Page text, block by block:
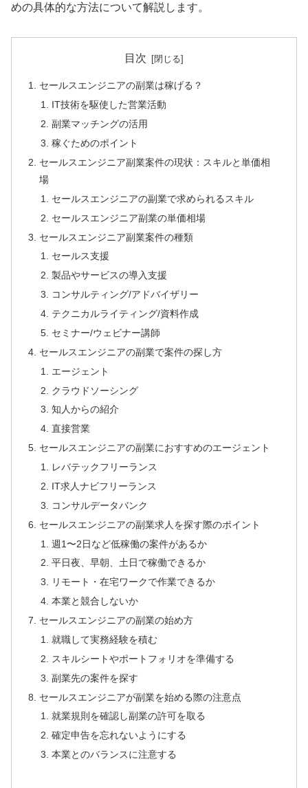
めの具体的な方法について解説します。
目次
セールスエンジニアの副業は稼げる？
IT技術を駆使した営業活動
副業マッチングの活用
稼ぐためのポイント
セールスエンジニア副業案件の現状：スキルと単価相
場
セールスエンジニアの副業で求められるスキル
セールスエンジニア副業の単価相場
セールスエンジニア副業案件の種類
セールス支援
製品やサービスの導入支援
コンサルティング/アドバイザリー
テクニカルライティング/資料作成
セミナー/ウェビナー講師
セールスエンジニアの副業で案件の探し方
エージェント
クラウドソーシング
知人からの紹介
直接営業
セールスエンジニアの副業におすすめのエージェント
レバテックフリーランス
IT求人ナビフリーランス
コンサルデータバンク
セールスエンジニアの副業求人を探す際のポイント
週1〜2日など低稼働の案件があるか
平日夜、早朝、土日で稼働できるか
リモート・在宅ワークで作業できるか
本業と競合しないか
セールスエンジニアの副業の始め方
就職して実務経験を積む
スキルシートやポートフォリオを準備する
副業先の案件を探す
セールスエンジニアが副業を始める際の注意点
就業規則を確認し副業の許可を取る
確定申告を忘れないようにする
本業とのバランスに注意する